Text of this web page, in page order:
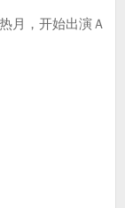
月，开始出演Ａ